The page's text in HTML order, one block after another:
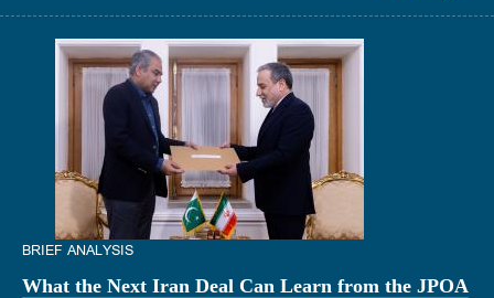
BRIEF ANALYSIS
What the Next Iran Deal Can Learn from the JPOA